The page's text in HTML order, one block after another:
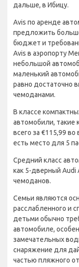
дальше, в Ибицу.
Avis по аренде
предложить
бюджет и
Avis в аэропорту
небольшой
маленький
равно достаточно
чемоданами.
В классе
автомобили, такие
всего за €115,99
есть место для 5
Средний класс
как 5-дверный Audi
чемоданов.
Семьи являются
расслабленного и
детьми обычно
автомобиле,
замечательных
снаряжение для
частью пляжного